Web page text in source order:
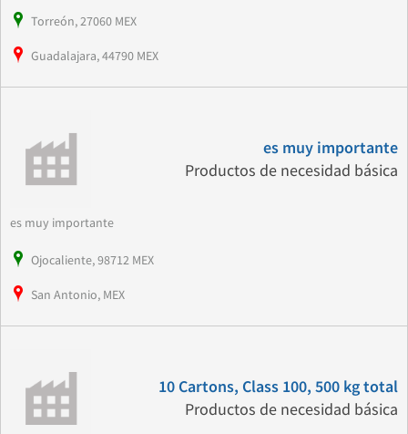
Torreón, 27060 MEX
Guadalajara, 44790 MEX
es muy importante
Productos de necesidad básica
es muy importante
Ojocaliente, 98712 MEX
San Antonio, MEX
10 Cartons, Class 100, 500 kg total
Productos de necesidad básica